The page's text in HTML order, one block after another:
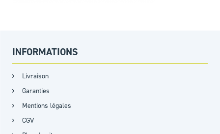
INFORMATIONS
Livraison
Garanties
Mentions légales
CGV